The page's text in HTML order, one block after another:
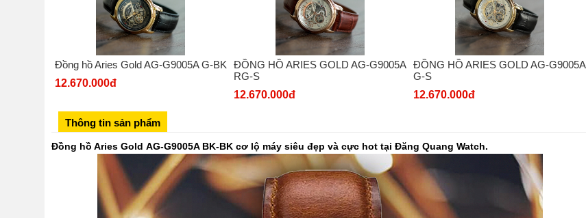
Đồng hồ Aries Gold AG-G9005A G-BK
12.670.000đ
ĐỒNG HỒ ARIES GOLD AG-G9005A
RG-S
12.670.000đ
ĐỒNG HỒ ARIES GOLD AG-G9005A
G-S
12.670.000đ
Thông tin sản phẩm
Đồng hồ Aries Gold AG-G9005A BK-BK cơ lộ máy siêu đẹp và cực hot tại Đăng Quang Watch.